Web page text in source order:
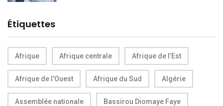
Étiquettes
Afrique Afrique centrale Afrique de l’Est
Afrique de l’Ouest Afrique du Sud Algérie
Assemblée nationale Bassirou Diomaye Faye